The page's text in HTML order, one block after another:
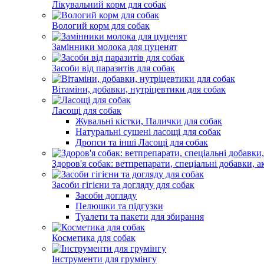
Лікувальний корм для собак
Вологий корм для собак
Замінники молока для цуценят
Засоби від паразитів для собак
Вітаміни, добавки, нутріцевтики для собак
Ласощі для собак
Жувальні кістки, Палички для собак
Натуральні сушені ласощі для собак
Дропси та інші Ласощі для собак
Здоров'я собак: ветпрепарати, спеціальні добавки,
Засоби гігієни та догляду для собак
Засоби догляду
Пелюшки та підгузки
Туалети та пакети для збирання
Косметика для собак
Інструменти для грумінгу